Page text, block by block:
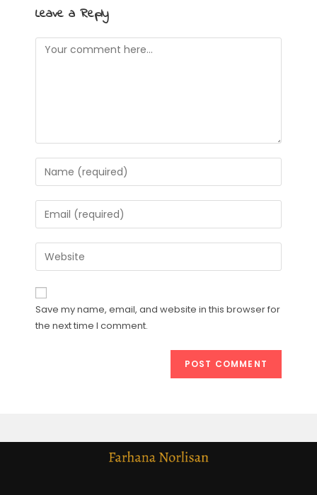
Leave a Reply
Save my name, email, and website in this browser for
the next time I comment.